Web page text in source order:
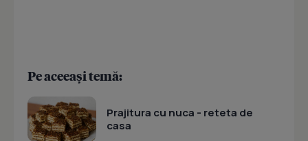
Pe aceeași temă:
Prajitura cu nuca - reteta de
casa